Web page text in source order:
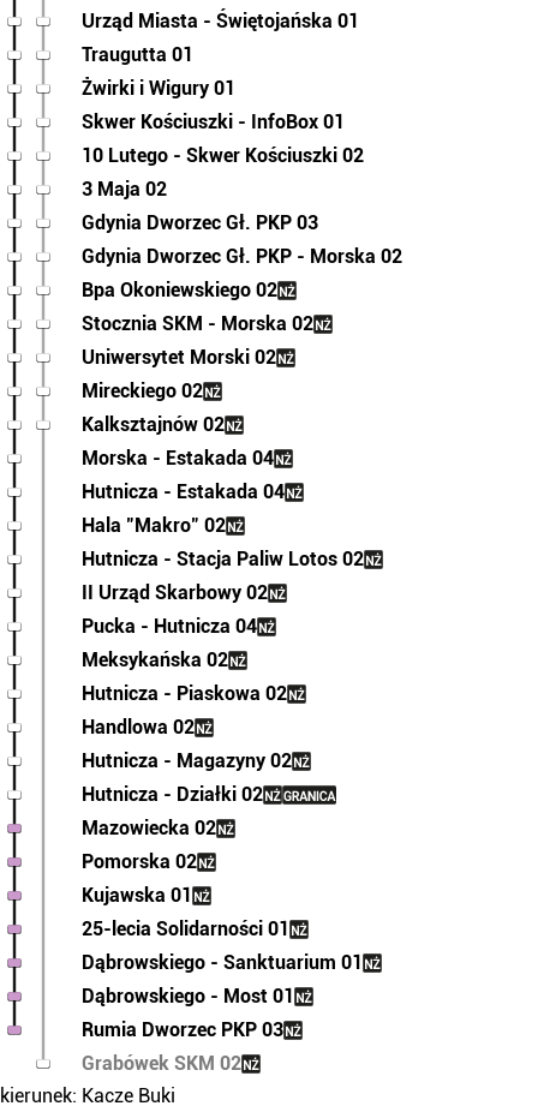
Urząd Miasta - Świętojańska 01
Traugutta 01
Żwirki i Wigury 01
Skwer Kościuszki - InfoBox 01
10 Lutego - Skwer Kościuszki 02
3 Maja 02
Gdynia Dworzec Gł. PKP 03
Gdynia Dworzec Gł. PKP - Morska 02
Bpa Okoniewskiego 02
Stocznia SKM - Morska 02
Uniwersytet Morski 02
Mireckiego 02
Kalksztajnów 02
Morska - Estakada 04
Hutnicza - Estakada 04
Hala "Makro" 02
Hutnicza - Stacja Paliw Lotos 02
II Urząd Skarbowy 02
Pucka - Hutnicza 04
Meksykańska 02
Hutnicza - Piaskowa 02
Handlowa 02
Hutnicza - Magazyny 02
Hutnicza - Działki 02
Mazowiecka 02
Pomorska 02
Kujawska 01
25-lecia Solidarności 01
Dąbrowskiego - Sanktuarium 01
Dąbrowskiego - Most 01
Rumia Dworzec PKP 03
Grabówek SKM 02
kierunek: Kacze Buki